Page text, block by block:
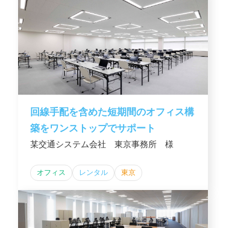
回線手配を含めた短期間のオフィス構
築をワンストップでサポート
某交通システム会社 東京事務所 様
オフィス レンタル 東京